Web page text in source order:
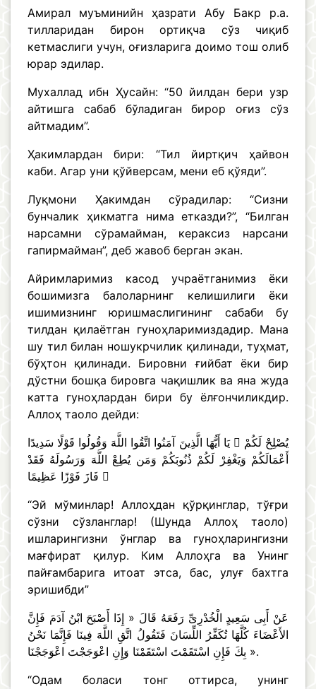
Амирал муъминийн ҳазрати Абу Бакр р.а.
тилларидан бирон ортиқча сўз чиқиб
кетмаслиги учун, оғизларига доимо тош олиб
юрар эдилар.
Мухаллад ибн Ҳусайн: “50 йилдан бери узр
айтишга сабаб бўладиган бирор оғиз сўз
айтмадим”.
Ҳакимлардан бири: “Тил йиртқич ҳайвон
каби. Агар уни қўйверсам, мени еб қўяди”.
Луқмони Ҳакимдан сўрадилар: “Сизни
бунчалик ҳикматга нима етказди?”, “Билган
нарсамни сўрамайман, кераксиз нарсани
гапирмайман”, деб жавоб берган экан.
Айримларимиз касод учраётганимиз ёки
бошимизга балоларнинг келишилиги ёки
ишимизнинг юришмаслигининг сабаби бу
тилдан қилаётган гуноҳларимиздадир. Мана
шу тил билан ношукрчилик қилинади, туҳмат,
бўҳтон қилинади. Бировни ғийбат ёки бир
дўстни бошқа бировга чақишлик ва яна жуда
катта гуноҳлардан бири бу ёлғончиликдир.
Аллоҳ таоло дейди:
يَا أَيُّهَا الَّذِينَ آمَنُوا اتَّقُوا اللَّهَ وَقُولُوا قَوْلًا سَدِيدًا  يُصْلِحْ لَكُمْ
أَعْمَالَكُمْ وَيَغْفِرْ لَكُمْ ذُنُوبَكُمْ وَمَن يُطِعْ اللَّهَ وَرَسُولَهُ فَقَدْ
فَازَ فَوْزًا عَظِيمًا 
“Эй мўминлар! Аллоҳдан қўрқинглар, тўғри
сўзни сўзланглар! (Шунда Аллоҳ таоло)
ишларингизни ўнглар ва гуноҳларингизни
мағфират қилур. Ким Аллоҳга ва Унинг
пайғамбарига итоат этса, бас, улуғ бахтга
эришибди”
عَنْ أَبِى سَعِيدٍ الْخُدْرِىِّ رَفَعَهُ قَالَ « إِذَا أَصْبَحَ ابْنُ آدَمَ فَإِنَّ
الأَعْضَاءَ كُلَّهَا تُكَفِّرُ اللِّسَانَ فَتَقُولُ اتَّقِ اللَّهَ فِينَا فَإِنَّمَا نَحْنُ
بِكَ فَإِنِ اسْتَقَمْتَ اسْتَقَمْنَا وَإِنِ اعْوَجَجْتَ اعْوَجَجْنَا ».
“Одам боласи тонг оттирса, унинг